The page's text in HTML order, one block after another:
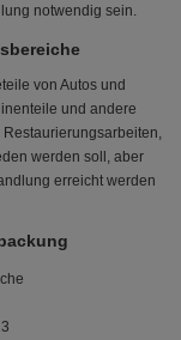
notwendig sein.
von Autos und
und andere
werden soll, aber
erreicht werden